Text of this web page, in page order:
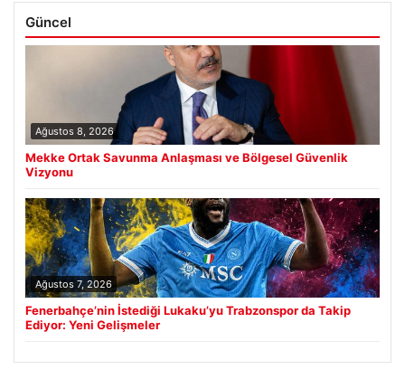
Güncel
Ağustos 8, 2026
Mekke Ortak Savunma Anlaşması ve Bölgesel Güvenlik
Vizyonu
Ağustos 7, 2026
Fenerbahçe’nin İstediği Lukaku’yu Trabzonspor da Takip
Ediyor: Yeni Gelişmeler